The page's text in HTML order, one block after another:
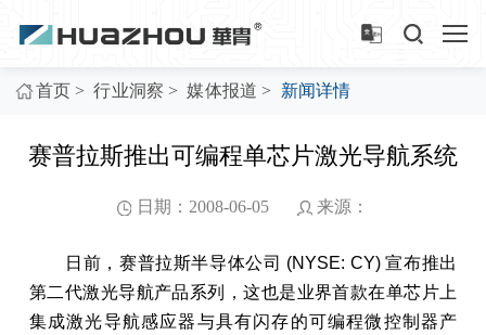
首页 > 行业洞察 > 媒体报道 > 新闻详情
赛普拉斯推出可编程单芯片激光导航系统
日期：2008-06-05 来源：
日前，赛普拉斯半导体公司 (NYSE: CY) 宣布推出
第二代激光导航产品系列，这也是业界首款在单芯片上
集成激光导航感应器与具有闪存的可编程微控制器产